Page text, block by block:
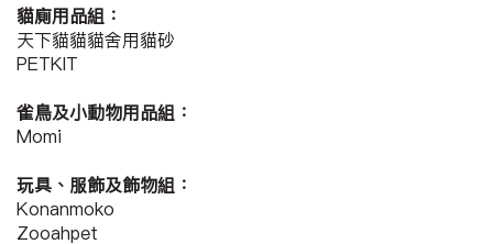
貓廁用品組：
天下貓貓貓舍用貓砂
PETKIT
雀鳥及小動物用品組：
Momi
玩具、服飾及飾物組：
Konanmoko
Zooahpet